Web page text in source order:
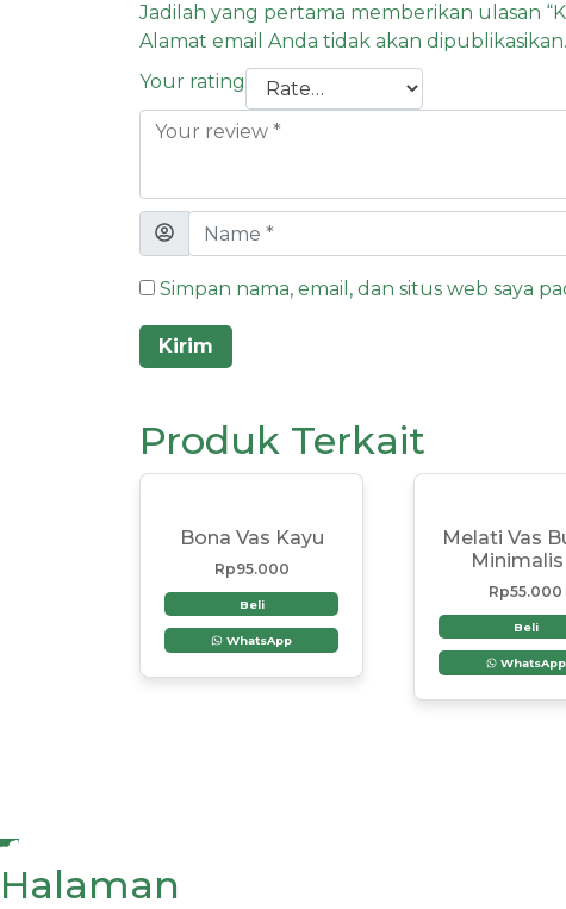
Jadilah yang pertama memberikan ulasan
Alamat email Anda tidak akan dipublikasikan.
Your rating
Simpan nama, email, dan situs web saya
Produk Terkait
Bona Vas Kayu
Rp95.000
Beli
WhatsApp
Melati Vas
Minimalis
Rp55.000
Beli
WhatsApp
Halaman